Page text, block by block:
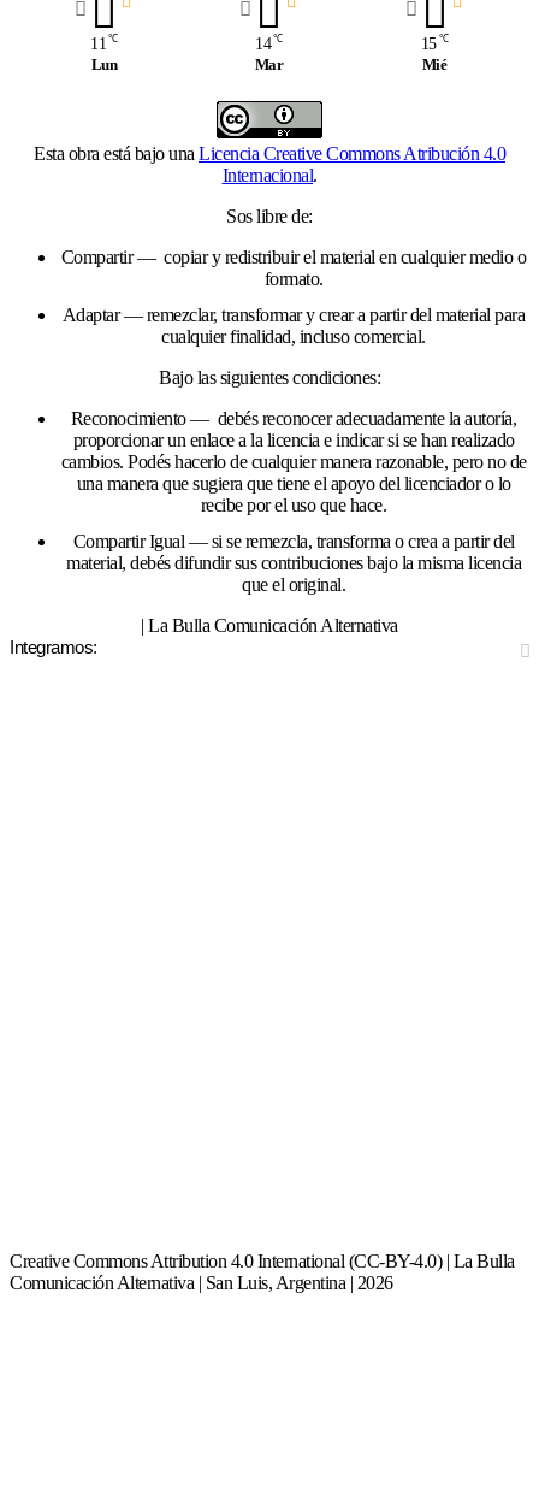
11 ℃
Lun
14 ℃
Mar
15 ℃
Mié
Esta obra está bajo una Licencia Creative Commons Atribución 4.0
Internacional.
Sos libre de:
Compartir — copiar y redistribuir el material en cualquier medio o
formato.
Adaptar — remezclar, transformar y crear a partir del material para
cualquier finalidad, incluso comercial.
Bajo las siguientes condiciones:
Reconocimiento — debés reconocer adecuadamente la autoría,
proporcionar un enlace a la licencia e indicar si se han realizado
cambios. Podés hacerlo de cualquier manera razonable, pero no de
una manera que sugiera que tiene el apoyo del licenciador o lo
recibe por el uso que hace.
Compartir Igual — si se remezcla, transforma o crea a partir del
material, debés difundir sus contribuciones bajo la misma licencia
que el original.
| La Bulla Comunicación Alternativa
Integramos:
Creative Commons Attribution 4.0 International (CC-BY-4.0) | La Bulla
Comunicación Alternativa | San Luis, Argentina | 2026